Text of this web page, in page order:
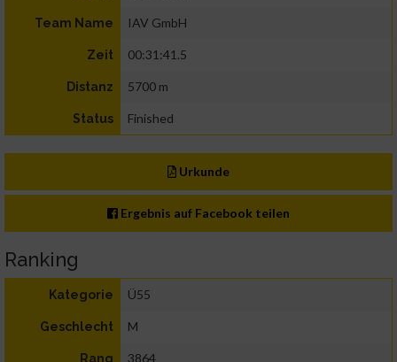
Team Name IAV GmbH
Zeit 00:31:41.5
Distanz 5700 m
Status Finished
Urkunde
Ergebnis auf Facebook teilen
Ranking
Kategorie Ü55
Geschlecht M
Rang 3864